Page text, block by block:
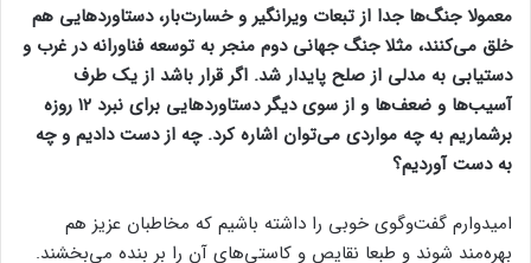
معمولا جنگ‌ها جدا از تبعات ویرانگیر و خسارت‌بار، دستاوردهایی هم
خلق می‌کنند، مثلا جنگ جهانی دوم منجر به توسعه فناورانه در غرب و
دستیابی به مدلی از صلح پایدار شد. اگر قرار باشد از یک طرف
آسیب‌ها و ضعف‌ها و از سوی دیگر دستاوردهایی برای نبرد ۱۲ روزه
برشماریم به چه مواردی می‌توان اشاره کرد. چه از دست دادیم و چه
به دست آوردیم؟
امیدوارم گفت‌وگوی خوبی را داشته باشیم که مخاطبان عزیز هم
بهره‌مند شوند و طبعا نقایص و کاستی‌های آن را بر بنده می‌بخشند.